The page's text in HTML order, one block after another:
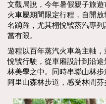
文觀局說，今年暑假親子旅
火車屬期間限定行程，自開
名踴躍，尤其栩悅號蒸汽專
當有限。
遊程以百年蒸汽火車為主軸
悅號行駛，從車廂設計到沿
林美學之中。同時串聯山林
阿里山森林步道，感受林間芬